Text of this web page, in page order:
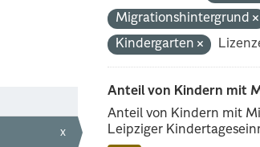
x
Migrationshintergrund
Kindergarten
Anteil von Kindern mit
Anteil von Kindern mit
Leipziger